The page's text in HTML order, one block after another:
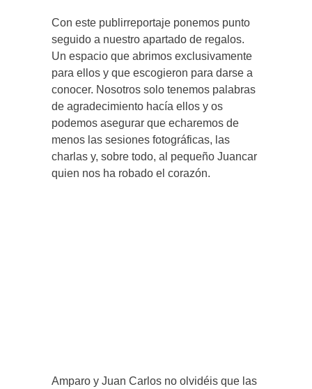
Con este publirreportaje ponemos punto
seguido a nuestro apartado de regalos.
Un espacio que abrimos exclusivamente
para ellos y que escogieron para darse a
conocer. Nosotros solo tenemos palabras
de agradecimiento hacía ellos y os
podemos asegurar que echaremos de
menos las sesiones fotográficas, las
charlas y, sobre todo, al pequeño Juancar
quien nos ha robado el corazón.
Amparo y Juan Carlos no olvidéis que las